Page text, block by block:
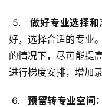
5.
做好专业选择
好，选择合适的专业
的情况下，尽可能提
进行梯度安排，增加录
6.
  预留转专业空间：